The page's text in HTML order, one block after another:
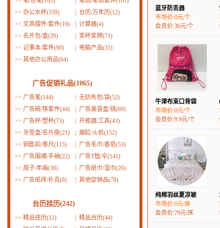
>> 办公水杯(359)
台历/万年历(12)
>> 文具摆件/套件(19)
计算器(4)
>> 名片包/盒(29)
奖杯奖牌(71)
>> 记事本/套件(90)
电脑产品(31)
>> 其他办公用品(64)
广告促销礼品(1065)
>> 广告笔(144)
无纺布包/袋(52)
>> 广告碗/筷套件(44)
广告美容盒/镜(69)
>> 广告杯/塑杯(73)
开瓶器/工具(43)
>> 牙签盒/名片座(21)
烟缸/火机(152)
>> 钥匙扣/卷尺(115)
广告毛巾/香皂(53)
>> 广告围裙/手袖(22)
广告T恤/伞(141)
>> 扇子/年画(30)
广告纸巾/湿巾(20)
>> 广告纸砖/扑克(8) 其他促销品(78)
台历挂历(242)
>> 精品挂历(12)
精品台历(44)
蓝牙防丢器
市场价:0元/个
会员价:36元/个
牛津布束口背袋
市场价:0元/个
会员价:9.9元/个
纯棉羽丝夏凉被
市场价:0元/床
会员价:79元/床